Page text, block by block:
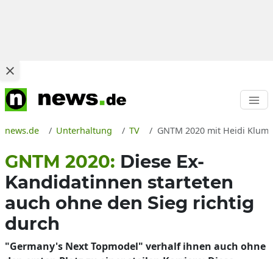
news.de Unterhaltung TV GNTM 2020 mit Heidi
GNTM 2020: Diese Ex-
Kandidatinnen starteten
auch ohne den Sieg richtig
durch
"Germany's Next Topmodel" verhalf ihnen auch ohne